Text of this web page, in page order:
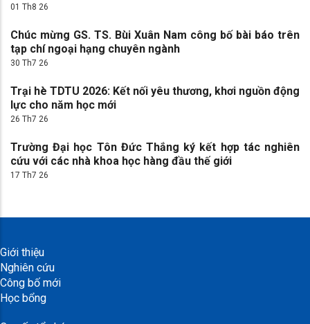
01 Th8 26
Chúc mừng GS. TS. Bùi Xuân Nam công bố bài báo trên
tạp chí ngoại hạng chuyên ngành
30 Th7 26
Trại hè TDTU 2026: Kết nối yêu thương, khơi nguồn động
lực cho năm học mới
26 Th7 26
Trường Đại học Tôn Đức Thắng ký kết hợp tác nghiên
cứu với các nhà khoa học hàng đầu thế giới
17 Th7 26
Giới thiệu
Nghiên cứu
Công bố mới
Học bổng